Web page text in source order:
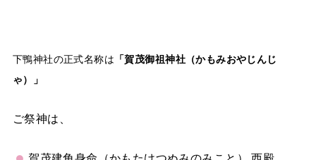
下鴨神社の正式名称は 「賀茂御祖神社（かもみおやじんじ
ゃ）」
ご祭神は、